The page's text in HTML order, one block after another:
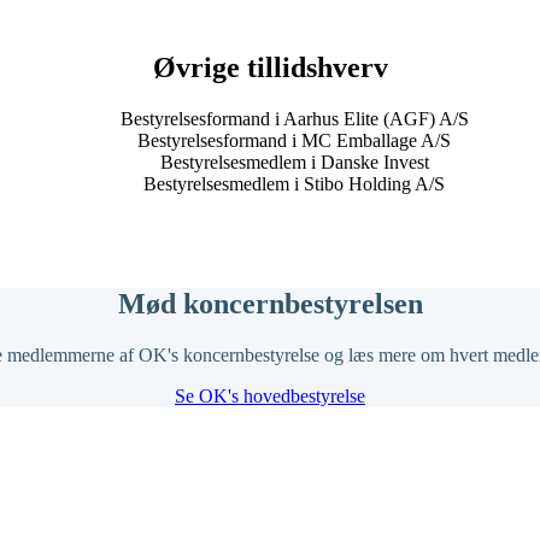
Øvrige tillidshverv
Bestyrelsesformand i Aarhus Elite (AGF) A/S
Bestyrelsesformand i MC Emballage A/S
Bestyrelsesmedlem i Danske Invest
Bestyrelsesmedlem i Stibo Holding A/S
Mød koncernbestyrelsen
medlemmerne af OK's koncernbestyrelse og læs mere om hvert
Se OK's hovedbestyrelse